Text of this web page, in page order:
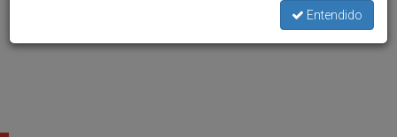
Entendido